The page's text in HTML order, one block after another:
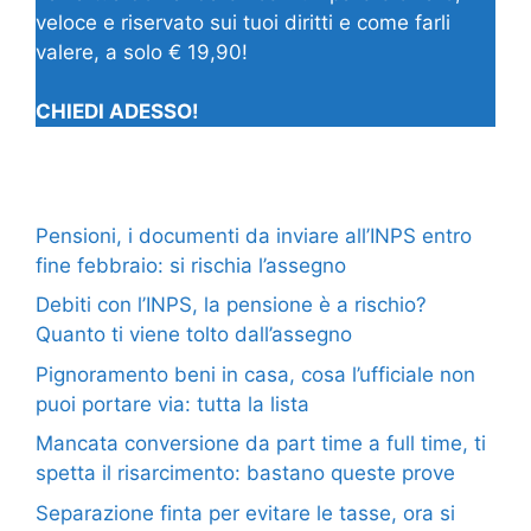
veloce e riservato sui tuoi diritti e come farli
valere, a solo € 19,90!
CHIEDI ADESSO!
Pensioni, i documenti da inviare all’INPS entro
fine febbraio: si rischia l’assegno
Debiti con l’INPS, la pensione è a rischio?
Quanto ti viene tolto dall’assegno
Pignoramento beni in casa, cosa l’ufficiale non
puoi portare via: tutta la lista
Mancata conversione da part time a full time, ti
spetta il risarcimento: bastano queste prove
Separazione finta per evitare le tasse, ora si